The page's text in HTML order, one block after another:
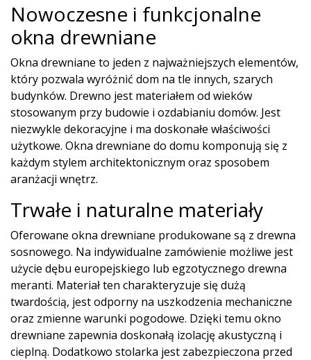
Nowoczesne i funkcjonalne
okna drewniane
Okna drewniane to jeden z najważniejszych elementów,
który pozwala wyróżnić dom na tle innych, szarych
budynków. Drewno jest materiałem od wieków
stosowanym przy budowie i ozdabianiu domów. Jest
niezwykle dekoracyjne i ma doskonałe właściwości
użytkowe. Okna drewniane do domu komponują się z
każdym stylem architektonicznym oraz sposobem
aranżacji wnętrz.
Trwałe i naturalne materiały
Oferowane okna drewniane produkowane są z drewna
sosnowego. Na indywidualne zamówienie możliwe jest
użycie dębu europejskiego lub egzotycznego drewna
meranti. Materiał ten charakteryzuje się dużą
twardością, jest odporny na uszkodzenia mechaniczne
oraz zmienne warunki pogodowe. Dzięki temu okno
drewniane zapewnia doskonałą izolację akustyczną i
cieplną. Dodatkowo stolarka jest zabezpieczona przed